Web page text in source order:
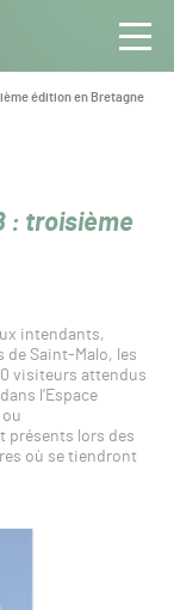
édition en Bretagne
: troisième
intendants,
Saint-Malo, les
visiteurs attendus
l’Espace
présents lors des
où se tiendront